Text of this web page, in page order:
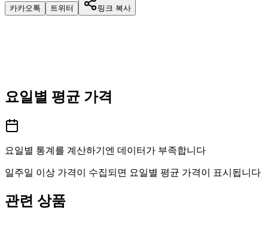
카카오톡 트위터 링크 복사
요일별 평균 가격
요일별 통계를 계산하기엔 데이터가 부족합니다
일주일 이상 가격이 수집되면 요일별 평균 가격이 표시됩니다
관련 상품